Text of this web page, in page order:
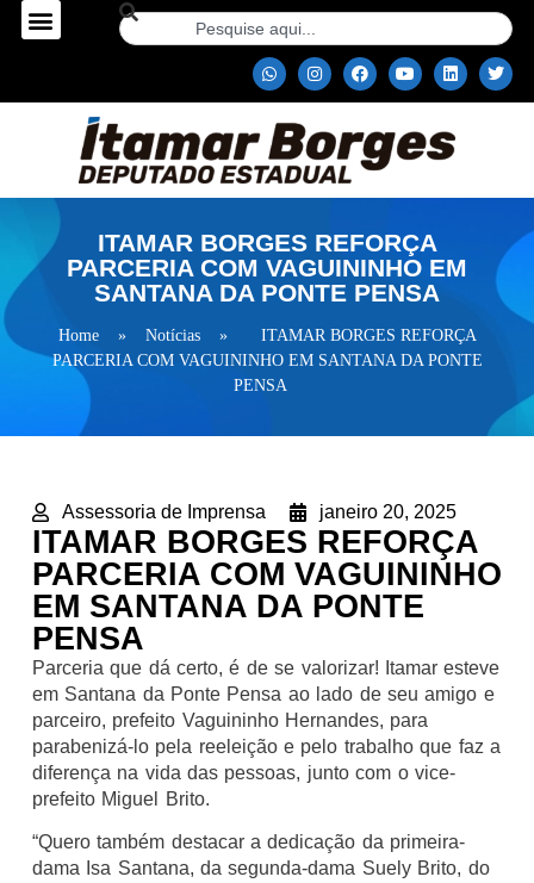
ITAMAR BORGES REFORÇA
PARCERIA COM VAGUININHO EM
SANTANA DA PONTE PENSA
Home » Notícias »
ITAMAR BORGES REFORÇA
PARCERIA COM VAGUININHO EM SANTANA DA PONTE
PENSA
Assessoria de Imprensa janeiro 20, 2025
ITAMAR BORGES REFORÇA
PARCERIA COM VAGUININHO
EM SANTANA DA PONTE
PENSA
Parceria que dá certo, é de se valorizar! Itamar esteve
em Santana da Ponte Pensa ao lado de seu amigo e
parceiro, prefeito Vaguininho Hernandes, para
parabenizá-lo pela reeleição e pelo trabalho que faz a
diferença na vida das pessoas, junto com o vice-
prefeito Miguel Brito.
“Quero também destacar a dedicação da primeira-
dama Isa Santana, da segunda-dama Suely Brito, do